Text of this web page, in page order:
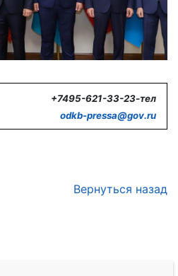
+7495-621-33-23-тел
odkb-pressa@gov.ru
Вернуться назад